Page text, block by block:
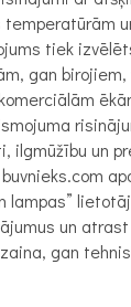
tiek
gan
ilgmūžību un
lampas”
un
gan